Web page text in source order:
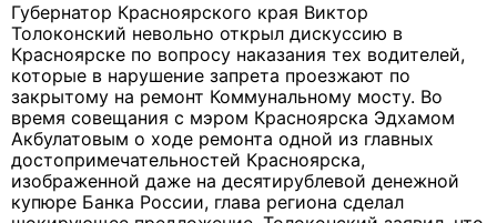
Губернатор Красноярского края Виктор
Толоконский невольно открыл дискуссию в
Красноярске по вопросу наказания тех водителей,
которые в нарушение запрета проезжают по
закрытому на ремонт Коммунальному мосту. Во
время совещания с мэром Красноярска Эдхамом
Акбулатовым о ходе ремонта одной из главных
достопримечательностей Красноярска,
изображенной даже на десятирублевой денежной
купюре Банка России, глава региона сделал